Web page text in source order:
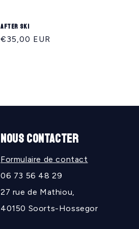
After ski
Regular
€35,00 EUR
NOUS CONTACTER
Formulaire de contact
06 73 56 48 29
27 rue de Mathiou,
40150 Soorts-Hossegor